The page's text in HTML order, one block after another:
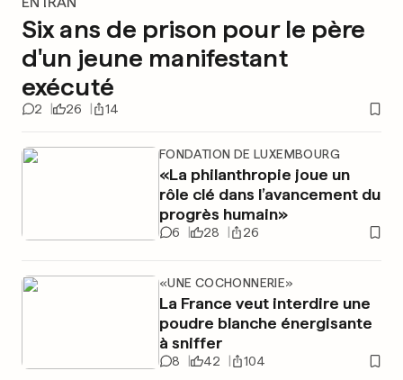
Six ans de prison pour le père
d'un jeune manifestant
exécuté
2 26 14
FONDATION DE LUXEMBOURG
«La philanthropie joue un
rôle clé dans l’avancement du
progrès humain»
6 28 26
«UNE COCHONNERIE»
La France veut interdire une
poudre blanche énergisante
à sniffer
8 42 104